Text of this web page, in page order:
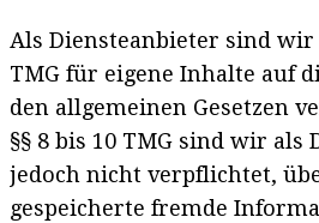
Als Diensteanbieter sind wir
TMG für eigene Inhalte auf
den allgemeinen Gesetzen
§§ 8 bis 10 TMG sind wir als
jedoch nicht verpflichtet,
gespeicherte fremde